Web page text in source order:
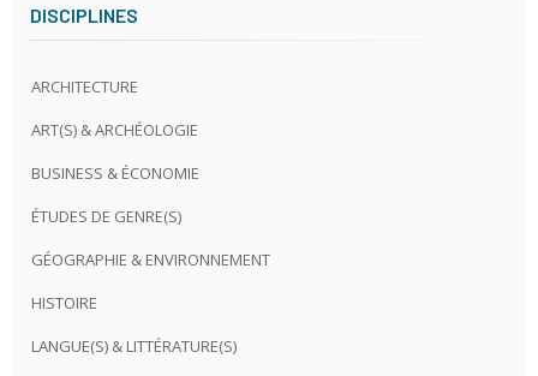
DISCIPLINES
ARCHITECTURE
ART(S) & ARCHÉOLOGIE
BUSINESS & ÉCONOMIE
ÉTUDES DE GENRE(S)
GÉOGRAPHIE & ENVIRONNEMENT
HISTOIRE
LANGUE(S) & LITTÉRATURE(S)